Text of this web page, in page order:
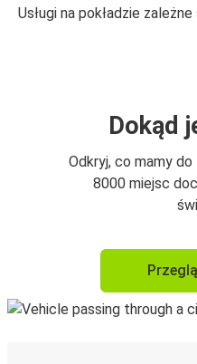
Usługi na pokładzie
Dokąd
Odkryj, co mamy
8000 miejsc